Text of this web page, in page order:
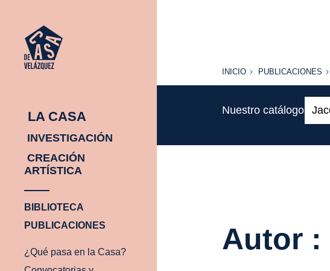
LA CASA
INVESTIGACIÓN
CREACIÓN
ARTÍSTICA
BIBLIOTECA
PUBLICACIONES
¿Qué pasa en la Casa?
INICIO
INICIO PUBLICACIONES
PUBLICACIONES
Nuestro catálogo
Autor :